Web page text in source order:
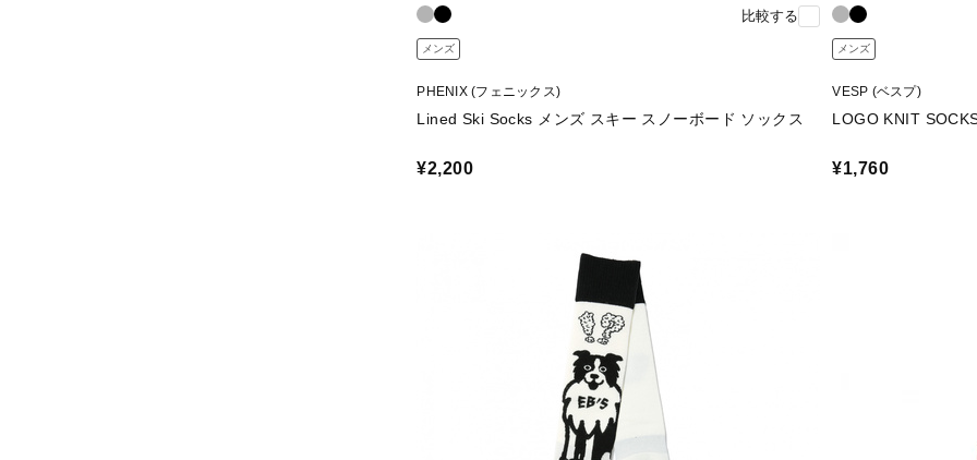
比較する
メンズ
PHENIX (フェニックス)
Lined Ski Socks メンズ スキー スノーボード ソックス
¥2,200
メンズ
VESP (ベスプ)
LOGO KNIT
¥1,760